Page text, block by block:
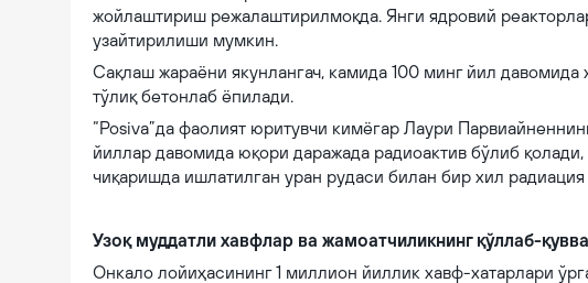
жойлаштириш режалаштирилмоқда. Янги ядровий
узайтирилиши мумкин.
Сақлаш жараёни якунлангач, камида 100 минг йил
тўлиқ бетонлаб ёпилади.
“Posiva”да фаолият юритувчи кимёгар Лаури
йиллар давомида юқори даражада радиоактив бўлиб
чиқаришда ишлатилган уран рудаси билан бир хил радиация
Узоқ муддатли хавфлар ва жамоатчиликнинг қўллаб-
Онкало лойиҳасининг 1 миллион йиллик хавф-хатарлари